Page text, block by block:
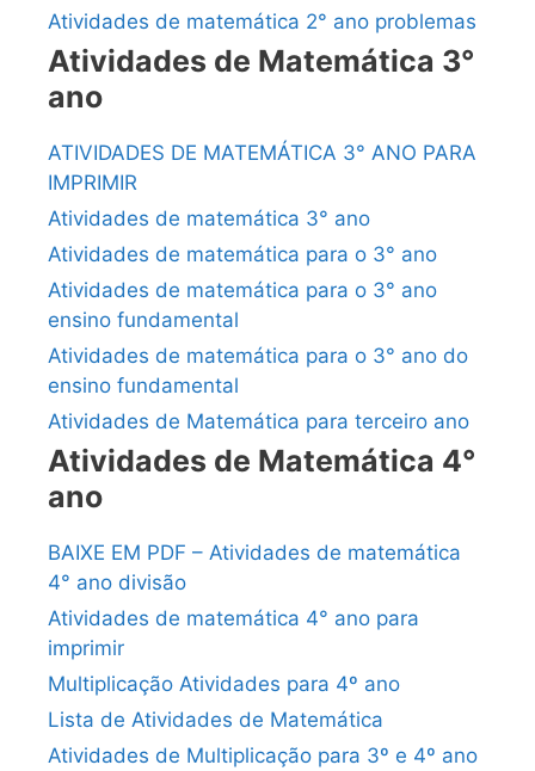
Atividades de matemática 2° ano problemas
Atividades de Matemática 3°
ano
ATIVIDADES DE MATEMÁTICA 3° ANO PARA
IMPRIMIR
Atividades de matemática 3° ano
Atividades de matemática para o 3° ano
Atividades de matemática para o 3° ano
ensino fundamental
Atividades de matemática para o 3° ano do
ensino fundamental
Atividades de Matemática para terceiro ano
Atividades de Matemática 4°
ano
BAIXE EM PDF – Atividades de matemática
4° ano divisão
Atividades de matemática 4° ano para
imprimir
Multiplicação Atividades para 4º ano
Lista de Atividades de Matemática
Atividades de Multiplicação para 3º e 4º ano